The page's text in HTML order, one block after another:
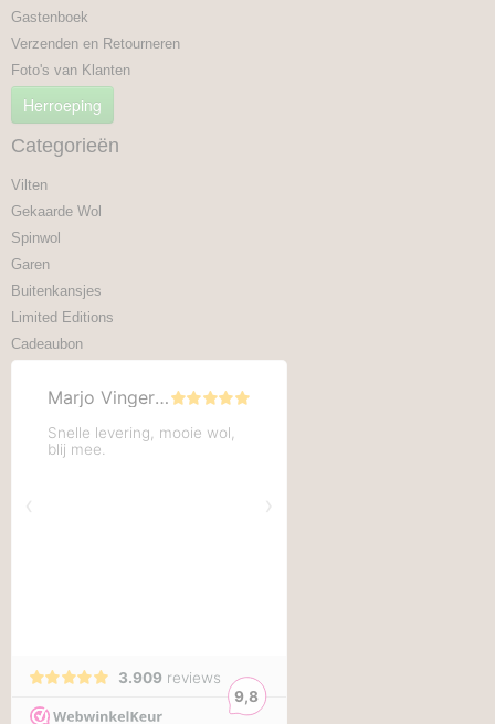
Gastenboek
Verzenden en Retourneren
Foto's van Klanten
Herroeping
Categorieën
Vilten
Gekaarde Wol
Spinwol
Garen
Buitenkansjes
Limited Editions
Cadeaubon